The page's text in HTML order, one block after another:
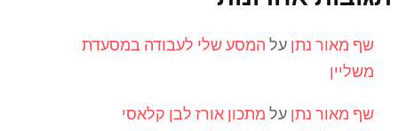
שף מאור נתן על המסע שלי לעבודה במסעדת
משליין
שף מאור נתן על מתכון אורז לבן קלאסי